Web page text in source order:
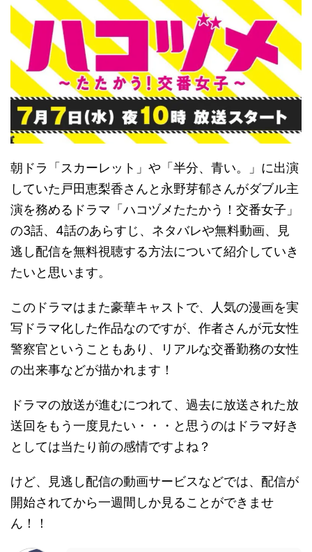
朝ドラ「スカーレット」や「半分、青い。」に出演
していた戸田恵梨香さんと永野芽郁さんがダブル主
演を務めるドラマ「ハコヅメたたかう！交番女子」
の3話、4話のあらすじ、ネタバレや無料動画、見
逃し配信を無料視聴する方法について紹介していき
たいと思います。
このドラマはまた豪華キャストで、人気の漫画を実
写ドラマ化した作品なのですが、作者さんが元女性
警察官ということもあり、リアルな交番勤務の女性
の出来事などが描かれます！
ドラマの放送が進むにつれて、過去に放送された放
送回をもう一度見たい・・・と思うのはドラマ好き
としては当たり前の感情ですよね？
けど、見逃し配信の動画サービスなどでは、配信が
開始されてから一週間しか見ることができませ
ん！！